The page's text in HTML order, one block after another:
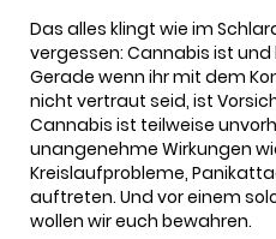
Das alles klingt wie im
vergessen: Cannabis ist
Gerade wenn ihr mit dem
nicht vertraut seid, ist
Cannabis ist teilweise
unangenehme Wirkungen
Kreislaufprobleme,
auftreten. Und vor einem
wollen wir euch bewahren.